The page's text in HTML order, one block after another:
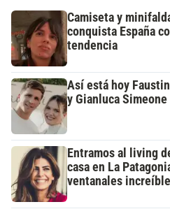
Camiseta y
conquista España
tendencia
Así está hoy
y Gianluca Simeone
Entramos al living
casa en La
ventanales